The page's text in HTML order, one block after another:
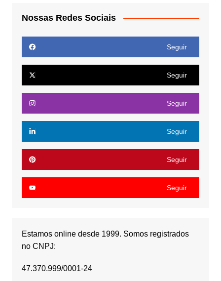
Nossas Redes Sociais
Seguir
Seguir
Seguir
Seguir
Seguir
Seguir
Estamos online desde 1999. Somos registrados
no CNPJ:
47.370.999/0001-24